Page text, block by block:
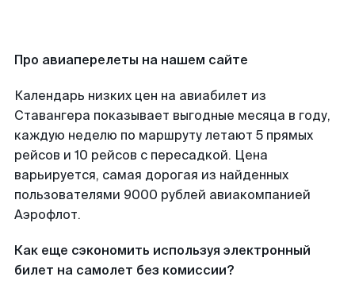
Про авиаперелеты на нашем сайте
Календарь низких цен на авиабилет из
Ставангера показывает выгодные месяца в году,
каждую неделю по маршруту летают 5 прямых
рейсов и 10 рейсов с пересадкой. Цена
варьируется, самая дорогая из найденных
пользователями 9000 рублей авиакомпанией
Аэрофлот.
Как еще сэкономить используя электронный
билет на самолет без комиссии?